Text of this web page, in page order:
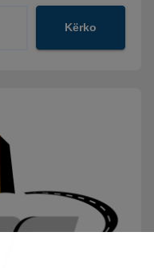
Kërko